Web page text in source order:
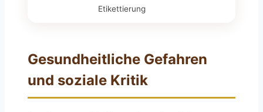
Etikettierung
Gesundheitliche Gefahren
und soziale Kritik